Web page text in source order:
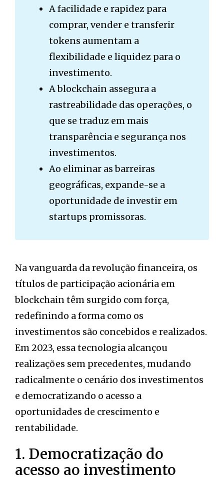
A facilidade e rapidez para
comprar, vender e transferir
tokens aumentam a
flexibilidade e liquidez para o
investimento.
A blockchain assegura a
rastreabilidade das operações, o
que se traduz em mais
transparência e segurança nos
investimentos.
Ao eliminar as barreiras
geográficas, expande-se a
oportunidade de investir em
startups promissoras.
Na vanguarda da revolução financeira, os
títulos de participação acionária em
blockchain têm surgido com força,
redefinindo a forma como os
investimentos são concebidos e realizados.
Em 2023, essa tecnologia alcançou
realizações sem precedentes, mudando
radicalmente o cenário dos investimentos
e democratizando o acesso a
oportunidades de crescimento e
rentabilidade.
1. Democratização do
acesso ao investimento